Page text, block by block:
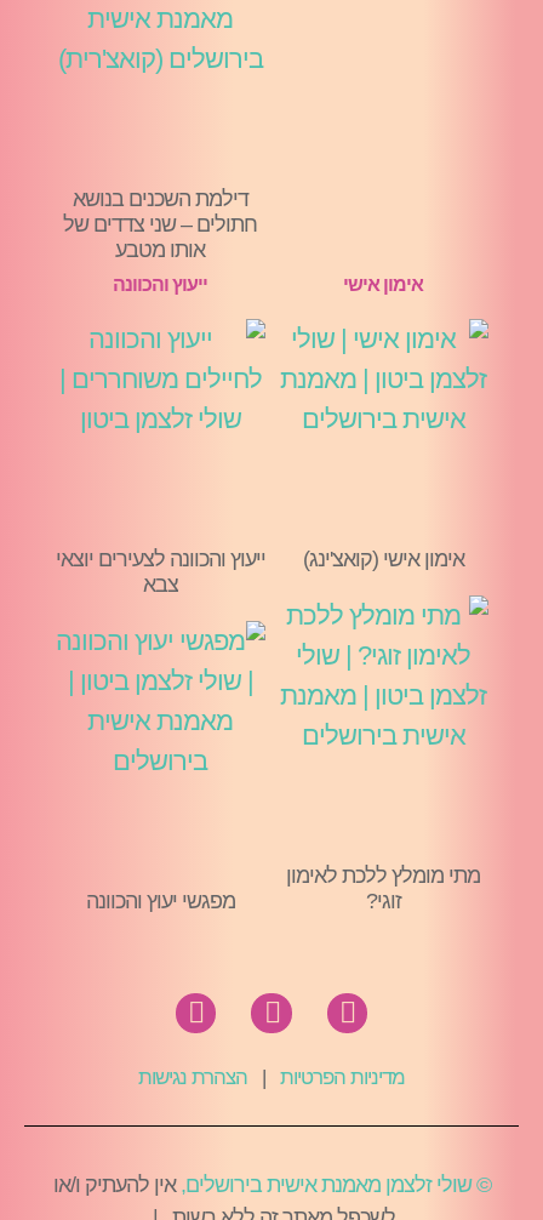
דילמת השכנים בנושא
חתולים – שני צדדים של
אותו מטבע
אימון אישי
אימון אישי (קואצ'ינג)
מתי מומלץ ללכת לאימון
זוגי?
ייעוץ והכוונה
ייעוץ והכוונה לצעירים יוצאי
צבא
מפגשי יעוץ והכוונה
מדיניות הפרטיות| הצהרת נגישות
© שולי זלצמן מאמנת אישית בירושלים,אין להעתיק ו/או